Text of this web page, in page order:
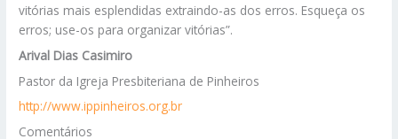
vitórias mais esplendidas extraindo-as dos erros. Esqueça os
erros; use-os para organizar vitórias”.
Arival Dias Casimiro
Pastor da Igreja Presbiteriana de Pinheiros
http://www.ippinheiros.org.br
Comentários